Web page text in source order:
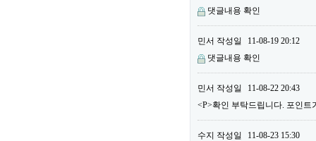
댓글내용 확인
민서 작성일
11-08-19 20:12
댓글내용 확인
민서 작성일
11-08-22 20:43
<P>확인 부탁드립니다. 포인트
수지 작성일
11-08-23 15:30